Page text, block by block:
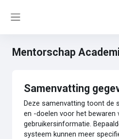
Mentorschap
Samenvatting
Deze samenvatting toont de
en -doelen voor het bewaren
gebruikersinformatie.
systeem kunnen meer